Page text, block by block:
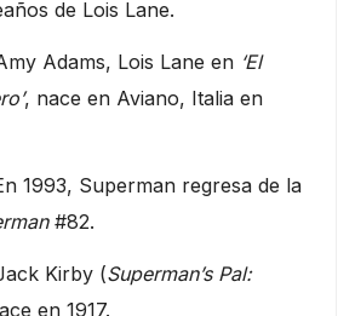
de Lois Lane.
Adams, Lois Lane en ‘El
, nace en Aviano, Italia en
1993, Superman regresa de la
#82.
Kirby (Superman’s Pal:
en 1917.